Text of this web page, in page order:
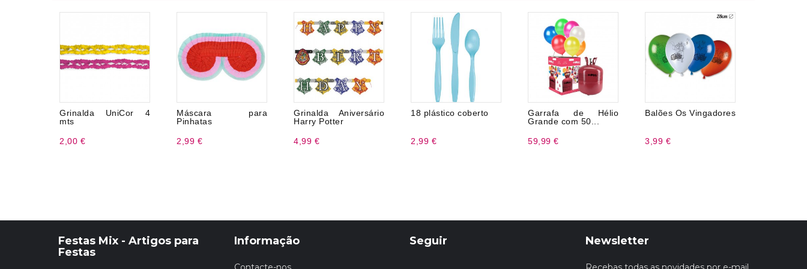
Grinalda UniCor 4
mts
2,00 €
Máscara para
Pinhatas
2,99 €
Grinalda Aniversário
Harry Potter
4,99 €
18 plástico coberto
2,99 €
Garrafa de Hélio
Grande com 50...
59,99 €
Balões Os Vingadores
3,99 €
Festas Mix - Artigos para
Festas
Informação Seguir Newsletter